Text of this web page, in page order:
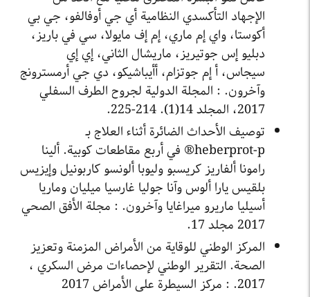
الإجهاد التأكسدي النظامية أي جي أوفالفو، جي بي
أكوستا، واي إم ماري، إم إف مايولا، سي في باريز،
دبليو إس جوتيريز، ماريشال الثاني، إي إي
سيجاس، أ إم جوتزام، أأيباشيكو، دي جي أرمسترونج
وآخرون. : المجلة الدولية لجروح الطرف السفلي
2017، المجلد 14(1). 214-225.
توصيف الأحداث الضائرة أثناء العلاج بـ
heberprot-p® في أربع مقاطعات كوبية. ألينا
رامونا ألفاريز كريسبو وليوبا ألونسو كاربونيل وإيزيس
بلقيس يارا ألوس وآنا جوليا غارسيا ميليان وماريا
أسيليا ماريرو ميراغايا وآخرون. : مجلة الأفق الصحي
2017 مجلد 17.
المركز الوطني للوقاية من الأمراض المزمنة وتعزيز
الصحة. التقرير الوطني لإحصاءات مرض السكري ،
2017. : مركز السيطرة على الأمراض 2017